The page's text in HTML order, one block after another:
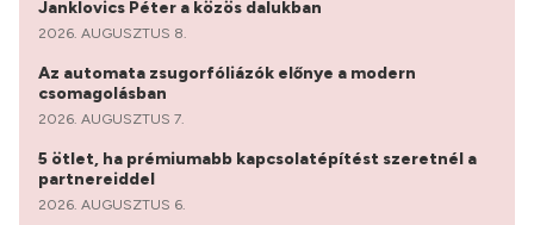
Janklovics Péter a közös dalukban
2026. AUGUSZTUS 8.
Az automata zsugorfóliázók előnye a modern
csomagolásban
2026. AUGUSZTUS 7.
5 ötlet, ha prémiumabb kapcsolatépítést szeretnél a
partnereiddel
2026. AUGUSZTUS 6.